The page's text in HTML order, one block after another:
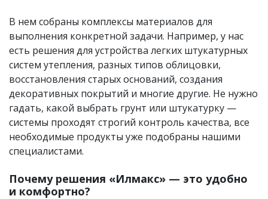
В нем собраны комплексы материалов для
выполнения конкретной задачи. Например, у нас
есть решения для устройства легких штукатурных
систем утепления, разных типов облицовки,
восстановления старых оснований, создания
декоративных покрытий и многие другие. Не нужно
гадать, какой выбрать грунт или штукатурку —
системы проходят строгий контроль качества, все
необходимые продукты уже подобраны нашими
специалистами.
Почему решения «Илмакс» — это удобно
и комфортно?